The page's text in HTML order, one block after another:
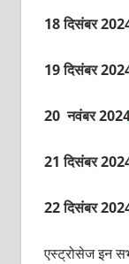
18 दिसंबर
19 दिसंबर
20 नवंबर
21 दिसंबर
22 दिसंबर
एस्ट्रोसेज इन